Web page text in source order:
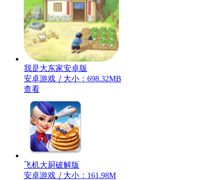
我是大东家安卓版
安卓游戏 ｜ 大小：698.32MB
查看
飞机大厨破解版
安卓游戏 ｜ 大小：161.98M